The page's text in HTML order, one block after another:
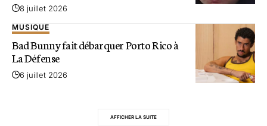
8 juillet 2026
MUSIQUE
Bad Bunny fait débarquer Porto Rico à
La Défense
6 juillet 2026
AFFICHER LA SUITE